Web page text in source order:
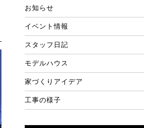
お知らせ
イベント情報
スタッフ日記
モデルハウス
家づくりアイデア
工事の様子